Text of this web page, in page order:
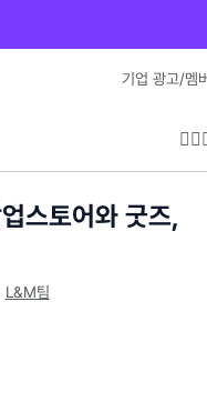
기업 광고/멤
스토어와 굿즈,
L&M팀